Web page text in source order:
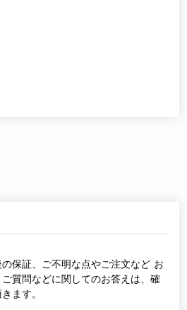
保証、ご不明な点やご注文など お
質問などに関してのお答えは、確
ます。